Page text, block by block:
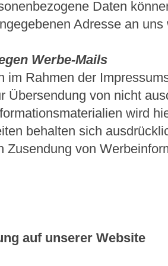
Daten
Adresse an uns
Werbe-Mails
im Rahmen der
Übersendung von nicht
wird
behalten sich
Zusendung von
auf unserer Website